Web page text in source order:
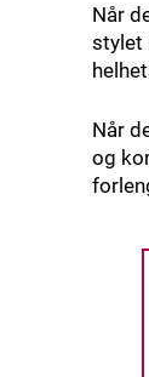
Når
stylet
Når
og